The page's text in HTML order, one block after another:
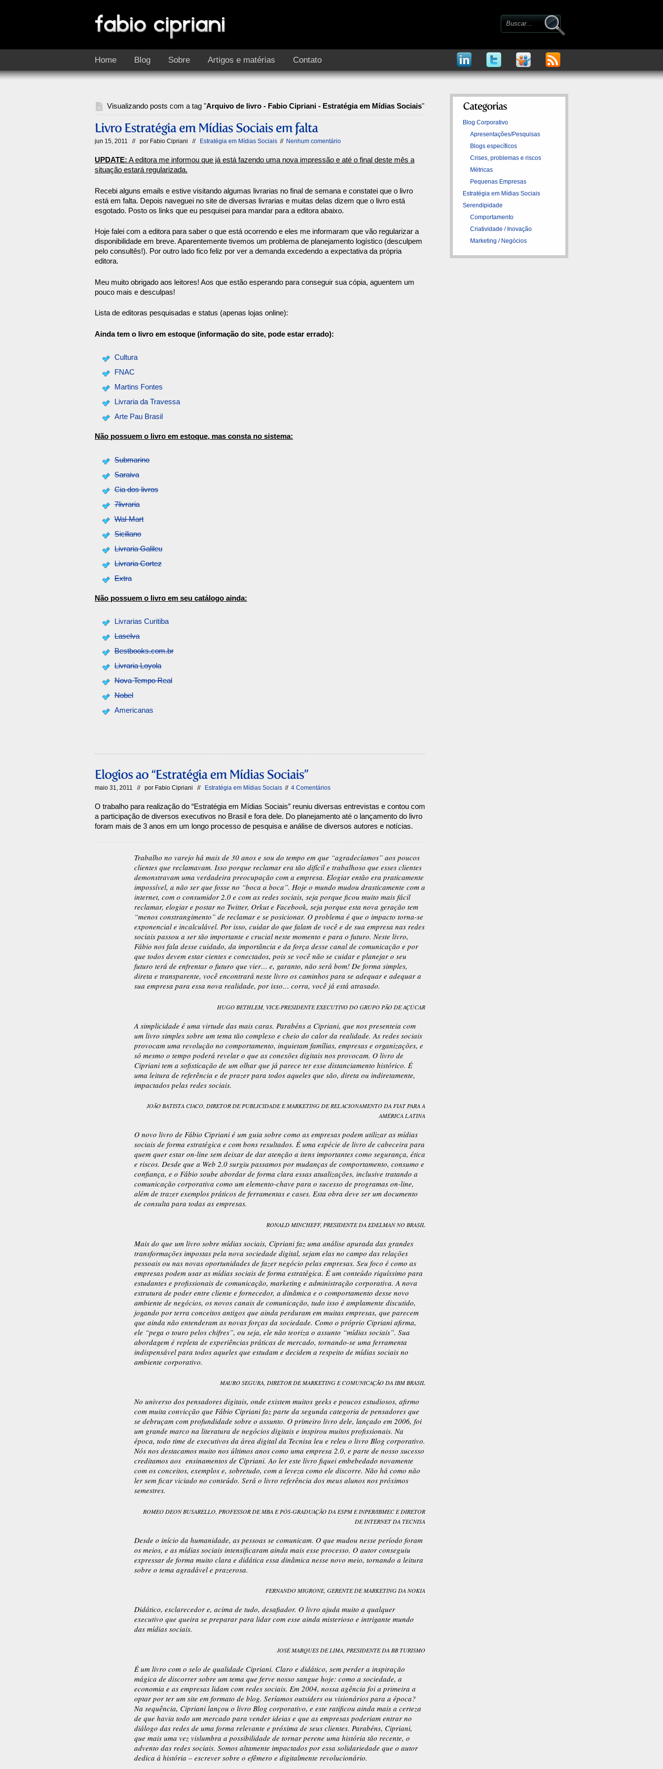
Home Blog Sobre Artigos e matérias Contato
Visualizando posts com a tag "Arquivo de livro - Fabio Cipriani - Estratégia em Mídias Sociais"
jun 15, 2011 // por Fabio Cipriani // Estratégia em Mídias Sociais // Nenhum comentário
UPDATE: A editora me informou que já está fazendo uma nova impressão e até o final deste mês a
situação estará regularizada.
Recebi alguns emails e estive visitando algumas livrarias no final de semana e constatei que o livro
está em falta. Depois naveguei no site de diversas livrarias e muitas delas dizem que o livro está
esgotado. Posto os links que eu pesquisei para mandar para a editora abaixo.
Hoje falei com a editora para saber o que está ocorrendo e eles me informaram que vão regularizar a
disponibilidade em breve. Aparentemente tivemos um problema de planejamento logístico (desculpem
pelo consultês!). Por outro lado fico feliz por ver a demanda excedendo a expectativa da própria
editora.
Meu muito obrigado aos leitores! Aos que estão esperando para conseguir sua cópia, aguentem um
pouco mais e desculpas!
Lista de editoras pesquisadas e status (apenas lojas online):
Ainda tem o livro em estoque (informação do site, pode estar errado):
Cultura
FNAC
Martins Fontes
Livraria da Travessa
Arte Pau Brasil
Não possuem o livro em estoque, mas consta no sistema:
Submarino
Saraiva
Cia dos livros
7livraria
Wal-Mart
Siciliano
Livraria Galileu
Livraria Cortez
Extra
Não possuem o livro em seu catálogo ainda:
Livrarias Curitiba
Laselva
Bestbooks.com.br
Livraria Loyola
Nova Tempo Real
Nobel
Americanas
maio 31, 2011 // por Fabio Cipriani // Estratégia em Mídias Sociais // 4 Comentários
O trabalho para realização do “Estratégia em Mídias Sociais” reuniu diversas entrevistas e contou com
a participação de diversos executivos no Brasil e fora dele. Do planejamento até o lançamento do livro
foram mais de 3 anos em um longo processo de pesquisa e análise de diversos autores e notícias.
Trabalho no varejo há mais de 30 anos e sou do tempo em que “agradecíamos” aos poucos
clientes que reclamavam. Isso porque reclamar era tão difícil e trabalhoso que esses clientes
demonstravam uma verdadeira preocupação com a empresa. Elogiar então era praticamente
impossível, a não ser que fosse no “boca a boca”. Hoje o mundo mudou drasticamente com a
internet, com o consumidor 2.0 e com as redes sociais, seja porque ficou muito mais fácil
reclamar, elogiar e postar no Twitter, Orkut e Facebook, seja porque esta nova geração tem
“menos constrangimento” de reclamar e se posicionar. O problema é que o impacto torna-se
exponencial e incalculável. Por isso, cuidar do que falam de você e de sua empresa nas redes
sociais passou a ser tão importante e crucial neste momento e para o futuro. Neste livro,
Fábio nos fala desse cuidado, da importância e da força desse canal de comunicação e por
que todos devem estar cientes e conectados, pois se você não se cuidar e planejar o seu
futuro terá de enfrentar o futuro que vier… e, garanto, não será bom! De forma simples,
direta e transparente, você encontrará neste livro os caminhos para se adequar e adequar a
sua empresa para essa nova realidade, por isso… corra, você já está atrasado.
HUGO BETHLEM, VICE-PRESIDENTE EXECUTIVO DO GRUPO PÃO DE AÇÚCAR
A simplicidade é uma virtude das mais caras. Parabéns a Cipriani, que nos presenteia com
um livro simples sobre um tema tão complexo e cheio do calor da realidade. As redes sociais
provocam uma revolução no comportamento, inquietam famílias, empresas e organizações, e
só mesmo o tempo poderá revelar o que as conexões digitais nos provocam. O livro de
Cipriani tem a sofisticação de um olhar que já parece ter esse distanciamento histórico. É
uma leitura de referência e de prazer para todos aqueles que são, direta ou indiretamente,
impactados pelas redes sociais.
JOÃO BATISTA CIACO, DIRETOR DE PUBLICIDADE E MARKETING DE RELACIONAMENTO DA FIAT PARA A
AMÉRICA LATINA
O novo livro de Fábio Cipriani é um guia sobre como as empresas podem utilizar as mídias
sociais de forma estratégica e com bons resultados. É uma espécie de livro de cabeceira para
quem quer estar on-line sem deixar de dar atenção a itens importantes como segurança, ética
e riscos. Desde que a Web 2.0 surgiu passamos por mudanças de comportamento, consumo e
confiança, e o Fábio soube abordar de forma clara essas atualizações, inclusive tratando a
comunicação corporativa como um elemento-chave para o sucesso de programas on-line,
além de trazer exemplos práticos de ferramentas e cases. Esta obra deve ser um documento
de consulta para todas as empresas.
RONALD MINCHEFF, PRESIDENTE DA EDELMAN NO BRASIL
Mais do que um livro sobre mídias sociais, Cipriani faz uma análise apurada das grandes
transformações impostas pela nova sociedade digital, sejam elas no campo das relações
pessoais ou nas novas oportunidades de fazer negócio pelas empresas. Seu foco é como as
empresas podem usar as mídias sociais de forma estratégica. É um conteúdo riquíssimo para
estudantes e profissionais de comunicação, marketing e administração corporativa. A nova
estrutura de poder entre cliente e fornecedor, a dinâmica e o comportamento desse novo
ambiente de negócios, os novos canais de comunicação, tudo isso é amplamente discutido,
jogando por terra conceitos antigos que ainda perduram em muitas empresas, que parecem
que ainda não entenderam as novas forças da sociedade. Como o próprio Cipriani afirma,
ele “pega o touro pelos chifres”, ou seja, ele não teoriza o assunto “mídias sociais”. Sua
abordagem é repleta de experiências práticas de mercado, tornando-se uma ferramenta
indispensável para todos aqueles que estudam e decidem a respeito de mídias sociais no
ambiente corporativo.
MAURO SEGURA, DIRETOR DE MARKETING E COMUNICAÇÃO DA IBM BRASIL
No universo dos pensadores digitais, onde existem muitos geeks e poucos estudiosos, afirmo
com muita convicção que Fábio Cipriani faz parte da segunda categoria de pensadores que
se debruçam com profundidade sobre o assunto. O primeiro livro dele, lançado em 2006, foi
um grande marco na literatura de negócios digitais e inspirou muitos profissionais. Na
época, todo time de executivos da área digital da Tecnisa leu e releu o livro Blog corporativo.
Nós nos destacamos muito nos últimos anos como uma empresa 2.0, e parte de nosso sucesso
creditamos aos ensinamentos de Cipriani. Ao ler este livro fiquei embebedado novamente
com os conceitos, exemplos e, sobretudo, com a leveza como ele discorre. Não há como não
ler sem ficar viciado no conteúdo. Será o livro referência dos meus alunos nos próximos
semestres.
ROMEO DEON BUSARELLO, PROFESSOR DE MBA E PÓS-GRADUAÇÃO DA ESPM E INPER/IBMEC E DIRETOR
DE INTERNET DA TECNISA
Desde o início da humanidade, as pessoas se comunicam. O que mudou nesse período foram
os meios, e as mídias sociais intensificaram ainda mais esse processo. O autor conseguiu
expressar de forma muito clara e didática essa dinâmica nesse novo meio, tornando a leitura
sobre o tema agradável e prazerosa.
FERNANDO MIGRONE, GERENTE DE MARKETING DA NOKIA
Didático, esclarecedor e, acima de tudo, desafiador. O livro ajuda muito a qualquer
executivo que queira se preparar para lidar com esse ainda misterioso e intrigante mundo
das mídias sociais.
JOSÉ MARQUES DE LIMA, PRESIDENTE DA BB TURISMO
É um livro com o selo de qualidade Cipriani. Claro e didático, sem perder a inspiração
mágica de discorrer sobre um tema que ferve nosso sangue hoje: como a sociedade, a
economia e as empresas lidam com redes sociais. Em 2004, nossa agência foi a primeira a
optar por ter um site em formato de blog. Seríamos outsiders ou visionários para a época?
Na sequência, Cipriani lançou o livro Blog corporativo, e este ratificou ainda mais a certeza
de que havia todo um mercado para vender ideias e que as empresas poderiam entrar no
diálogo das redes de uma forma relevante e próxima de seus clientes. Parabéns, Cipriani,
que mais uma vez vislumbra a possibilidade de tornar perene uma história tão recente, o
advento das redes sociais. Somos altamente impactados por essa solidariedade que o autor
dedica à história – escrever sobre o efêmero e digitalmente revolucionário.
Blog Corporativo
Apresentações/Pesquisas
Blogs específicos
Crises, problemas e riscos
Métricas
Pequenas Empresas
Estratégia em Mídias Sociais
Serendipidade
Comportamento
Criatividade / Inovação
Marketing / Negócios